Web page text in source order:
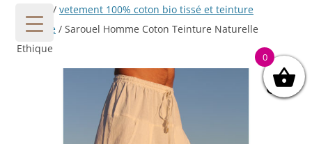
/ vetement 100% coton bio tissé et teinture
végetale / Sarouel Homme Coton Teinture Naturelle
Ethique
0